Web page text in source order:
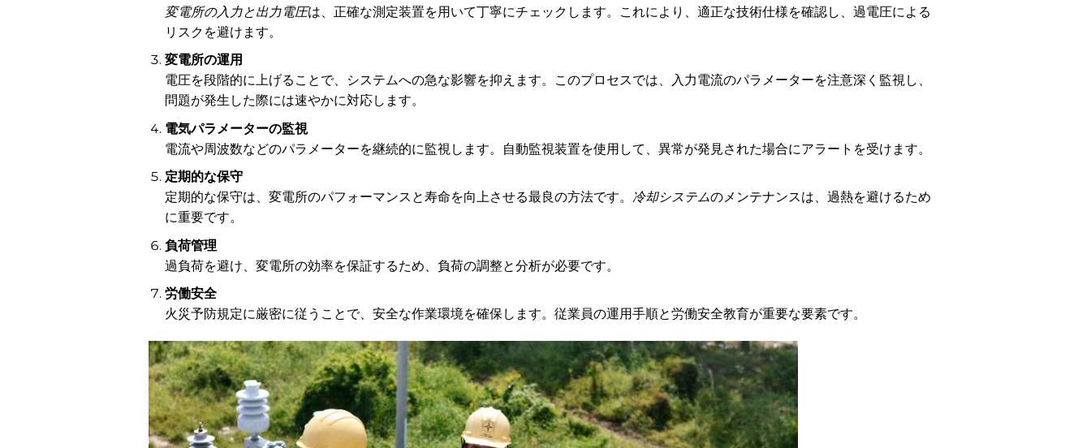
変電所の入力と出力電圧は、正確な測定装置を用いて丁寧にチェックします。これにより、適正な技術仕様を確認し、過電圧による
リスクを避けます。
変電所の運用
電圧を段階的に上げることで、システムへの急な影響を抑えます。このプロセスでは、入力電流のパラメーターを注意深く監視し、
問題が発生した際には速やかに対応します。
電気パラメーターの監視
電流や周波数などのパラメーターを継続的に監視します。自動監視装置を使用して、異常が発見された場合にアラートを受けます。
定期的な保守
定期的な保守は、変電所のパフォーマンスと寿命を向上させる最良の方法です。 冷却システムのメンテナンスは、過熱を避けるため
に重要です。
負荷管理
過負荷を避け、変電所の効率を保証するため、負荷の調整と分析が必要です。
労働安全
火災予防規定に厳密に従うことで、安全な作業環境を確保します。従業員の運用手順と労働安全教育が重要な要素です。